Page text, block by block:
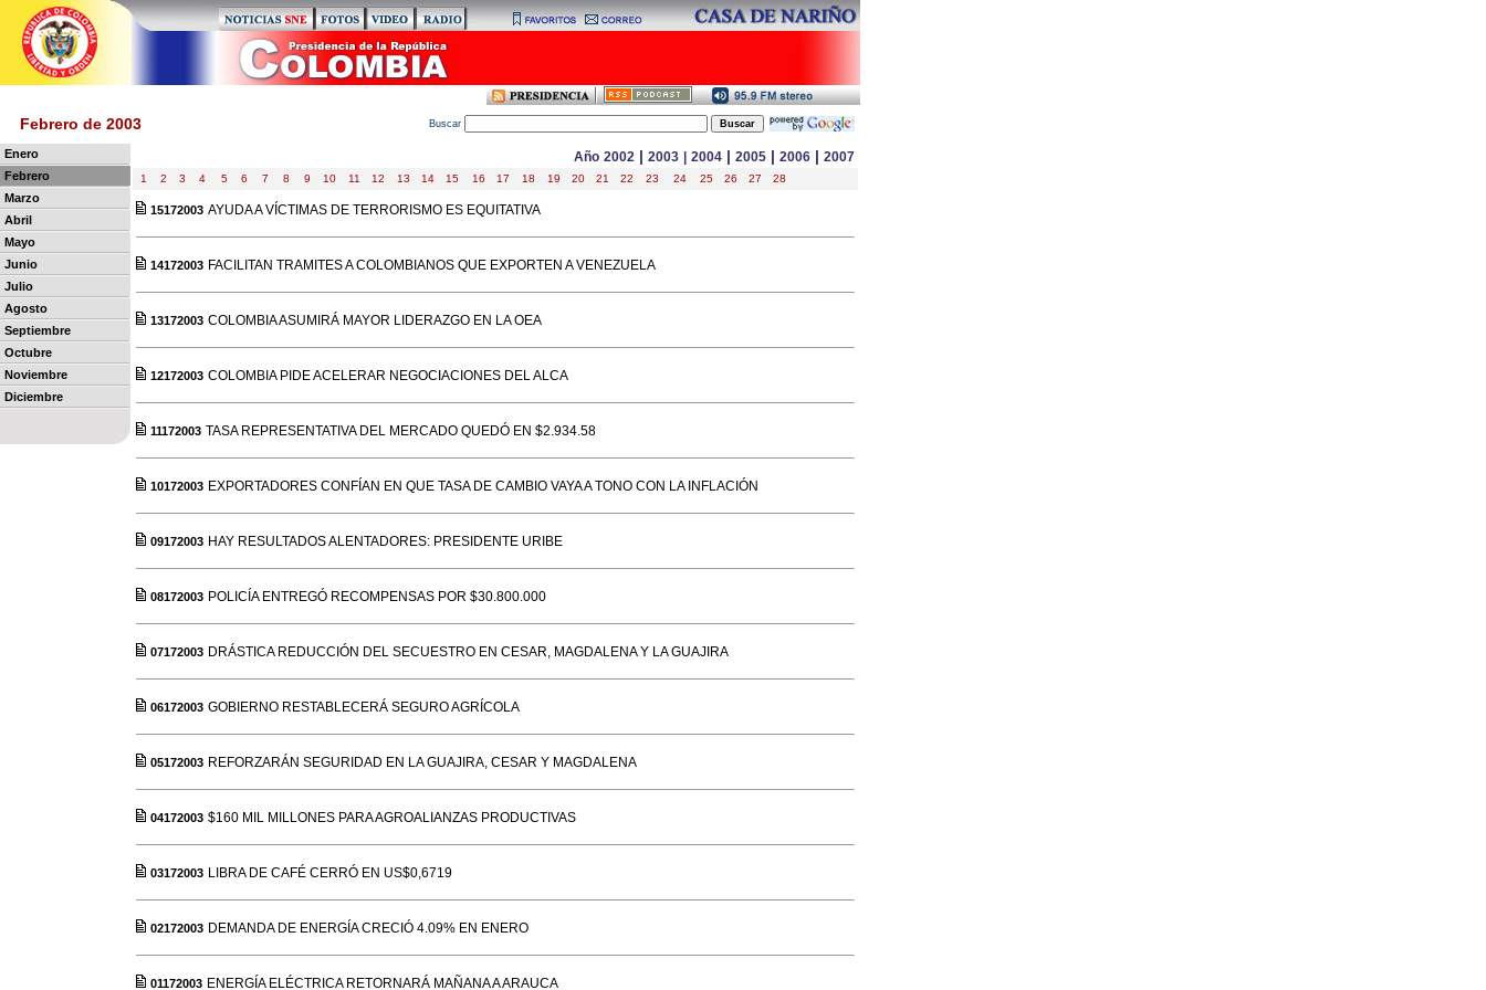
Febrero de 2003 Buscar
Enero
Febrero
Marzo
Abril
Mayo
Junio
Julio
Agosto
Septiembre
Octubre
Noviembre
Diciembre
Año 2002 | 2003 2004 | 2005 | 2006 | 2007
1 2 3 4 5 6 7 8 9 10 11 12 13 14 15 16 17 18 19 20 21 22 23 24 25 26 27 28
15172003 AYUDA A VÍCTIMAS DE TERRORISMO ES EQUITATIVA
14172003 FACILITAN TRAMITES A COLOMBIANOS QUE EXPORTEN A VENEZUELA
13172003 COLOMBIA ASUMIRÁ MAYOR LIDERAZGO EN LA OEA
12172003 COLOMBIA PIDE ACELERAR NEGOCIACIONES DEL ALCA
11172003 TASA REPRESENTATIVA DEL MERCADO QUEDÓ EN $2.934.58
10172003 EXPORTADORES CONFÍAN EN QUE TASA DE CAMBIO VAYA A TONO CON LA INFLACIÓN
09172003 HAY RESULTADOS ALENTADORES: PRESIDENTE URIBE
08172003 POLICÍA ENTREGÓ RECOMPENSAS POR $30.800.000
07172003 DRÁSTICA REDUCCIÓN DEL SECUESTRO EN CESAR, MAGDALENA Y LA GUAJIRA
06172003 GOBIERNO RESTABLECERÁ SEGURO AGRÍCOLA
05172003 REFORZARÁN SEGURIDAD EN LA GUAJIRA, CESAR Y MAGDALENA
04172003 $160 MIL MILLONES PARA AGROALIANZAS PRODUCTIVAS
03172003 LIBRA DE CAFÉ CERRÓ EN US$0,6719
02172003 DEMANDA DE ENERGÍA CRECIÓ 4.09% EN ENERO
01172003 ENERGÍA ELÉCTRICA RETORNARÁ MAÑANA A ARAUCA